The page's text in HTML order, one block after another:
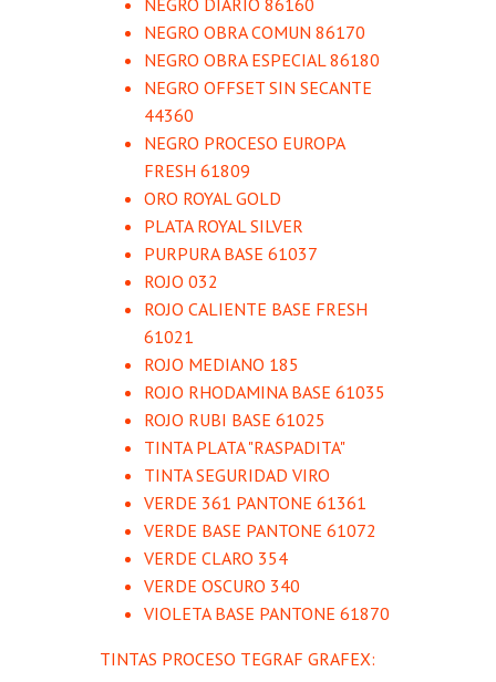
NEGRO DIARIO 86160
NEGRO OBRA COMUN 86170
NEGRO OBRA ESPECIAL 86180
NEGRO OFFSET SIN SECANTE
44360
NEGRO PROCESO EUROPA
FRESH 61809
ORO ROYAL GOLD
PLATA ROYAL SILVER
PURPURA BASE 61037
ROJO 032
ROJO CALIENTE BASE FRESH
61021
ROJO MEDIANO 185
ROJO RHODAMINA BASE 61035
ROJO RUBI BASE 61025
TINTA PLATA "RASPADITA"
TINTA SEGURIDAD VIRO
VERDE 361 PANTONE 61361
VERDE BASE PANTONE 61072
VERDE CLARO 354
VERDE OSCURO 340
VIOLETA BASE PANTONE 61870
TINTAS PROCESO TEGRAF GRAFEX: